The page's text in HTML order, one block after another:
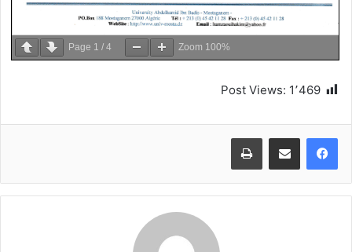
Page 1 / 4 Zoom 100%
Post Views: 1٬469
طباعة